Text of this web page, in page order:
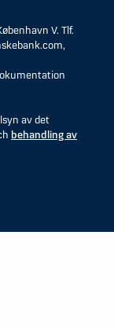
V. Tlf.
av det
behandling av